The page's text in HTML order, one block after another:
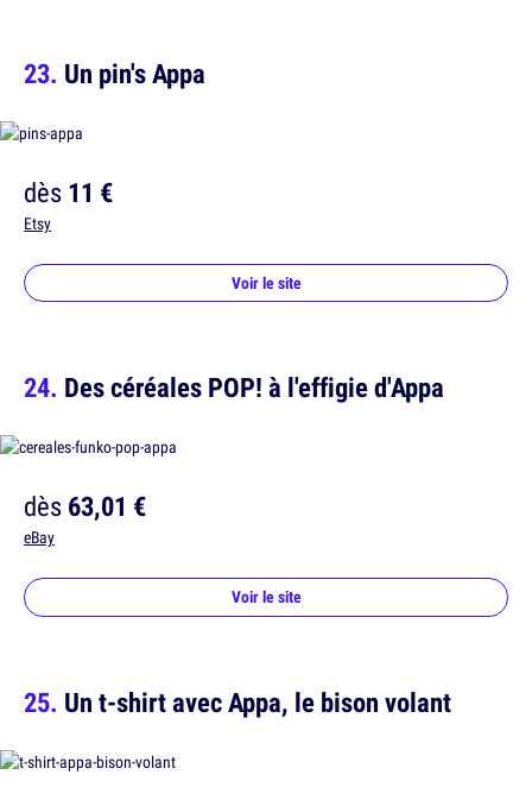
Un pin's Appa
dès11 €
Etsy
Voir le site
Des céréales POP! à l'effigie d'Appa
dès63,01 €
eBay
Voir le site
Un t-shirt avec Appa, le bison volant